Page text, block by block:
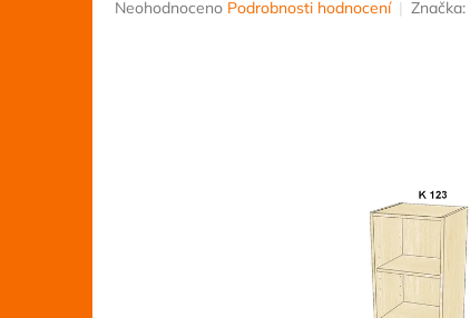
Průměrné
Neohodnoceno Podrobnosti hodnocení Značka: